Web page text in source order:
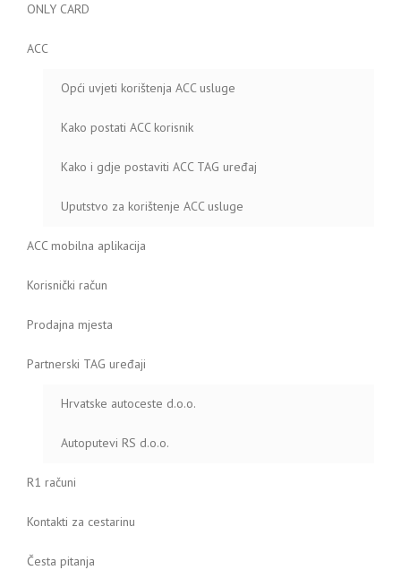
ONLY CARD
ACC
Opći uvjeti korištenja ACC usluge
Kako postati ACC korisnik
Kako i gdje postaviti ACC TAG uređaj
Uputstvo za korištenje ACC usluge
ACC mobilna aplikacija
Korisnički račun
Prodajna mjesta
Partnerski TAG uređaji
Hrvatske autoceste d.o.o.
Autoputevi RS d.o.o.
R1 računi
Kontakti za cestarinu
Česta pitanja